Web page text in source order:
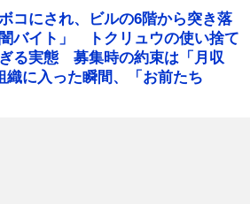
コにされ、ビルの6階から突き落
バイト」 トクリュウの使い捨て
る実態 募集時の約束は「月収
織に入った瞬間、「お前たち